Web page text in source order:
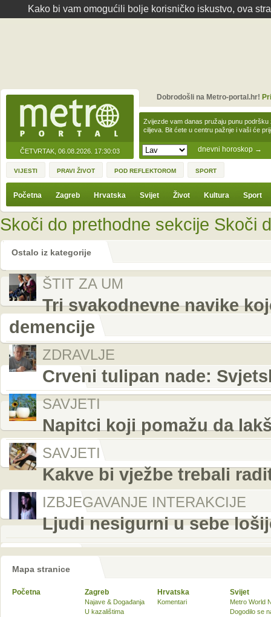
Kako bi vam omogućili bolje korisničko iskustvo, ova
ČETVRTAK, 06.08.2026. 17:30:03 dnevni horoskop →
Zvijezde vam danas pružaju punu
ciljeva. Bit ćete u centru pažnje i vaši će
Dobrodošli na Metro-portal.hr!
VIJESTI PRAVI ŽIVOT POD REFLEKTOROM SPORT
Početna Zagreb Hrvatska Svijet Život Kultura Sport
Skoči do prethodne sekcije Skoči
Ostalo iz kategorije
ŠTIT ZA UM
Tri svakodnevne navike
demencije
ZDRAVLJE
Crveni tulipan nade:
SAVJETI
Napitci koji pomažu da
SAVJETI
Kakve bi vježbe trebali
IZBJEGAVANJE INTERAKCIJE
Ljudi nesigurni u sebe
Mapa stranice
Početna Zagreb
Najave & Događanja
U kazalištima
Hrvatska
Komentari
Svijet
Metro World
Dogodilo se